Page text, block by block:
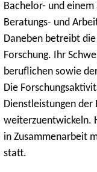
Bachelor- und
Beratungs- und
Daneben betreibt
Forschung. Ihr
beruflichen sowie
Die
Dienstleistungen der
weiterzuentwickeln.
in Zusammenarbeit
statt.